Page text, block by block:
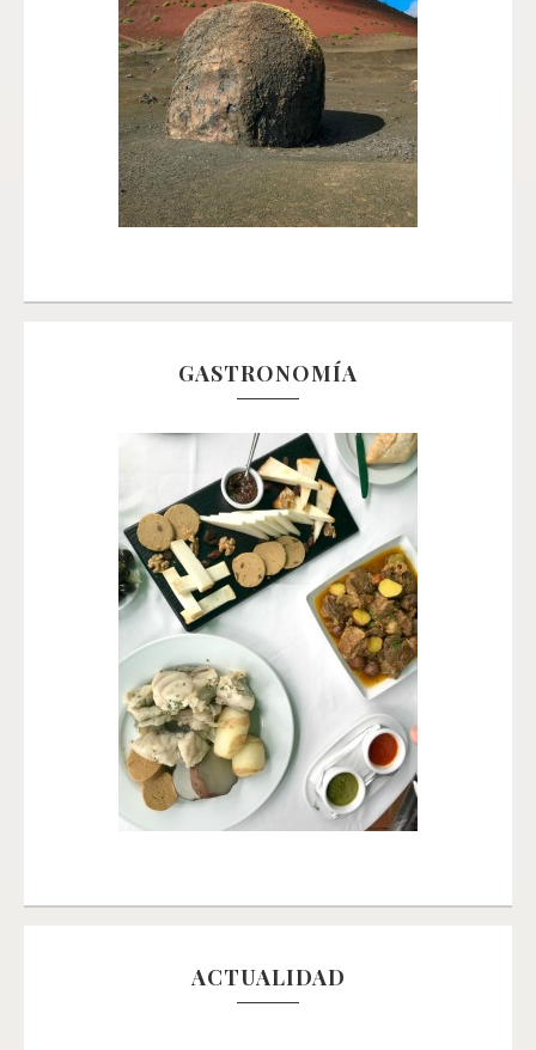
GASTRONOMÍA
ACTUALIDAD